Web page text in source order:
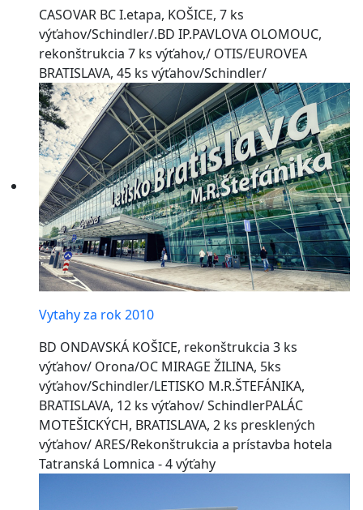
CASOVAR BC I.etapa, KOŠICE, 7 ks
výťahov/Schindler/.BD IP.PAVLOVA OLOMOUC,
rekonštrukcia 7 ks výťahov,/ OTIS/EUROVEA
BRATISLAVA, 45 ks výťahov/Schindler/
Vytahy za rok 2010
BD ONDAVSKÁ KOŠICE, rekonštrukcia 3 ks
výťahov/ Orona/OC MIRAGE ŽILINA, 5ks
výťahov/Schindler/LETISKO M.R.ŠTEFÁNIKA,
BRATISLAVA, 12 ks výťahov/ SchindlerPALÁC
MOTEŠICKÝCH, BRATISLAVA, 2 ks presklených
výťahov/ ARES/Rekonštrukcia a prístavba hotela
Tatranská Lomnica - 4 výťahy